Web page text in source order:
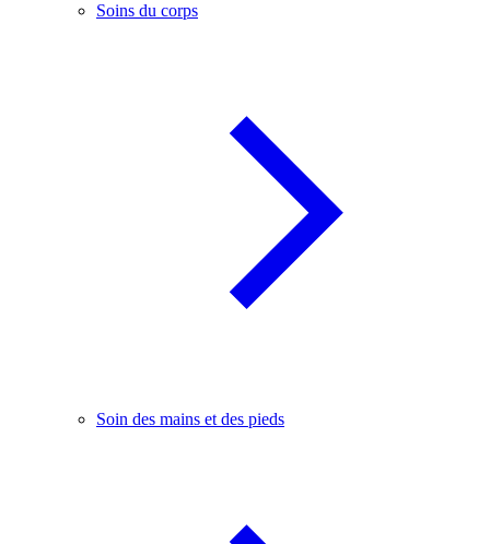
Soins du corps
Soin des mains et des pieds